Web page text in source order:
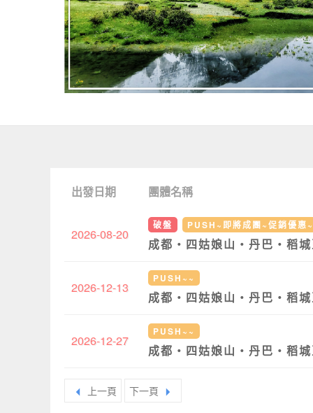
出發日期 團體名稱
2026-08-20
破盤 PUSH~即將成團~促銷優
成都‧四姑娘山‧丹巴‧稻城
2026-12-13
PUSH~~
成都‧四姑娘山‧丹巴‧稻城
2026-12-27
PUSH~~
成都‧四姑娘山‧丹巴‧稻城
arrow_left 上一頁 下一頁 arrow_right